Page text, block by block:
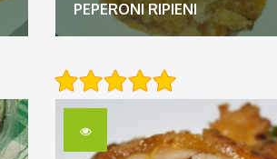
PEPERONI RIPIENI